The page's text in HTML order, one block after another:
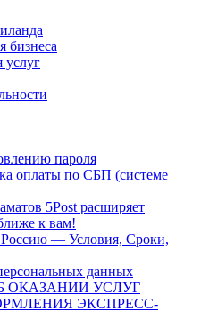
бизнеса
услуг
пароля
оплаты по СБП (системе
5Post расширяет
к вам!
Россию — Условия, Сроки,
данных
ОКАЗАНИИ УСЛУГ
ЭКСПРЕСС-